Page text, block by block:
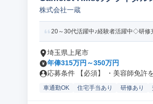
株式会社一蔵
20～30代活躍中♪経験者活躍中◇研修
埼玉県上尾市
年俸315万円～350万円
応募条件 【必須】 ・美容師免許
車通勤OK 住宅手当あり 研修あり